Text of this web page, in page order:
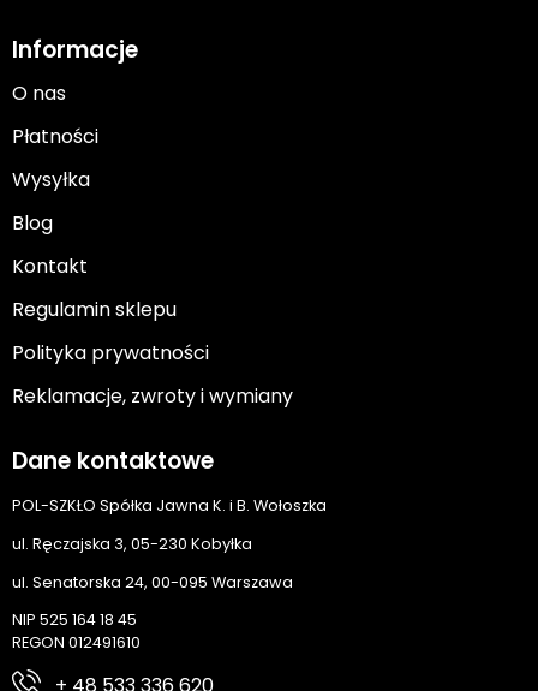
Informacje
O nas
Płatności
Wysyłka
Blog
Kontakt
Regulamin sklepu
Polityka prywatności
Reklamacje, zwroty i wymiany
Dane kontaktowe
POL-SZKŁO Spółka Jawna K. i B. Wołoszka
ul. Ręczajska 3, 05-230 Kobyłka
ul. Senatorska 24, 00-095 Warszawa
NIP 525 164 18 45
REGON 012491610